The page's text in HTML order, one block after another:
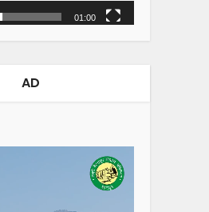
01:00
AD